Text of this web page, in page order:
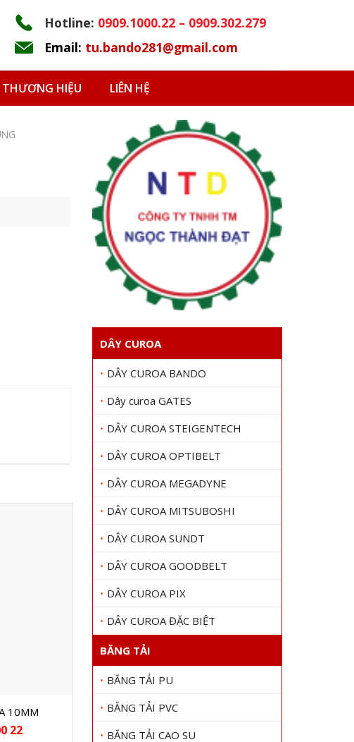
Hotline: 0909.1000.22 – 0909.302.279
Email: tu.bando281@gmail.com
THƯƠNG HIỆU LIÊN HỆ
DÂY CUROA
DÂY CUROA BANDO
Dây curoa GATES
DÂY CUROA STEIGENTECH
DÂY CUROA OPTIBELT
DÂY CUROA MEGADYNE
DÂY CUROA MITSUBOSHI
DÂY CUROA SUNDT
DÂY CUROA GOODBELT
DÂY CUROA PIX
DÂY CUROA ĐẶC BIỆT
BĂNG TẢI
BĂNG TẢI PU
BĂNG TẢI PVC
BĂNG TẢI CAO SU
10MM
22
Băng tải nhám thùng
Gọi 0909 1000 22